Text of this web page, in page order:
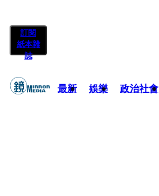
訂閱
紙本雜
誌
最新 娛樂 政治社會